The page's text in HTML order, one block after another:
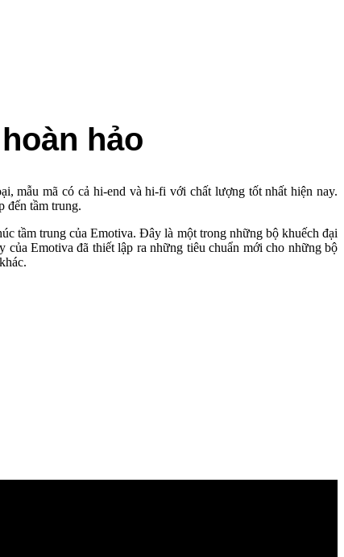
hảo
mẫu mã có cả hi-end và hi-fi với chất lượng tốt nhất hiện nay.
đến tầm trung.
tầm trung của Emotiva. Đây là một trong những bộ khuếch đại
của Emotiva đã thiết lập ra những tiêu chuẩn mới cho những bộ